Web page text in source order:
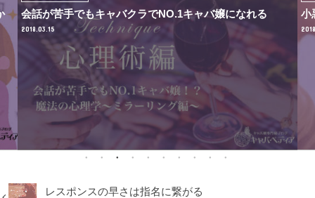
会話が苦手でもキャバクラでNO.1キャバ嬢になれる
2018.03.15
小
レスポンスの早さは指名に繋がる